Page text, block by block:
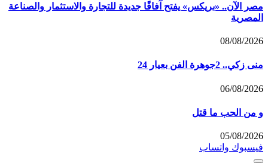
مصر الآن.. «بريكس» يفتح آفاقًا جديدة للتجارة والاستثمار والصناعة
المصرية
08/08/2026
منى زكي.. 2جوهرة الفن بعيار 24
06/08/2026
و من الحب ما قتل
05/08/2026
فيسبوك واتساب